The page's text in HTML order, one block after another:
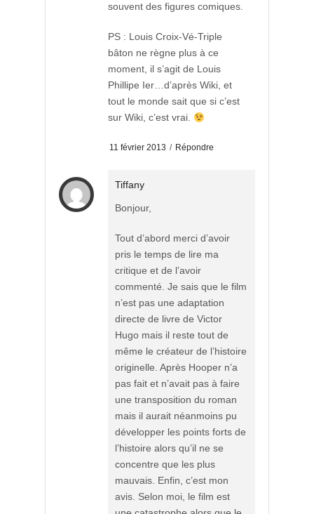
souvent des figures comiques.
PS : Louis Croix-Vé-Triple
bâton ne règne plus à ce
moment, il s’agit de Louis
Phillipe Ier…d’après Wiki, et
tout le monde sait que si c’est
sur Wiki, c’est vrai.
11 février 2013 / Répondre
Tiffany
Bonjour,
Tout d’abord merci d’avoir
pris le temps de lire ma
critique et de l’avoir
commenté. Je sais que le film
n’est pas une adaptation
directe de livre de Victor
Hugo mais il reste tout de
même le créateur de l’histoire
originelle. Après Hooper n’a
pas fait et n’avait pas à faire
une transposition du roman
mais il aurait néanmoins pu
développer les points forts de
l’histoire alors qu’il ne se
concentre que les plus
mauvais. Enfin, c’est mon
avis. Selon moi, le film est